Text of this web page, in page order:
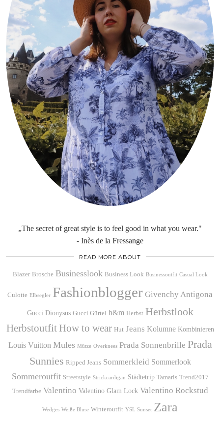
„The secret of great style is to feel good in what you wear."
- Inès de la Fressange
READ MORE ABOUT
Blazer Brosche Businesslook Business Look Businessoutfit Casual Look
Culotte Elbsegler Fashionblogger Givenchy Antigona
Gucci Dionysus Gucci Gürtel h&m Herbst Herbstlook
Herbstoutfit How to wear Hut Jeans Kolumne Kombinieren
Louis Vuitton Mules Mütze Overknees Prada Sonnenbrille Prada
Sunnies Ripped Jeans Sommerkleid Sommerlook
Sommeroutfit Streetstyle Strickcardigan Städtetrip Tamaris Trend2017
Trendfarbe Valentino Valentino Glam Lock Valentino Rockstud
Wedges Weiße Bluse Winteroutfit YSL Sunset Zara